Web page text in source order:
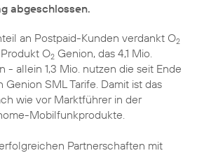
abgeschlossen.
an Postpaid-Kunden verdankt O2
O2 Genion, das 4,1 Mio.
- allein 1,3 Mio. nutzen die seit Ende
SML Tarife. Damit ist das
wie vor Marktführer in der
Mobilfunkprodukte.
Partnerschaften mit